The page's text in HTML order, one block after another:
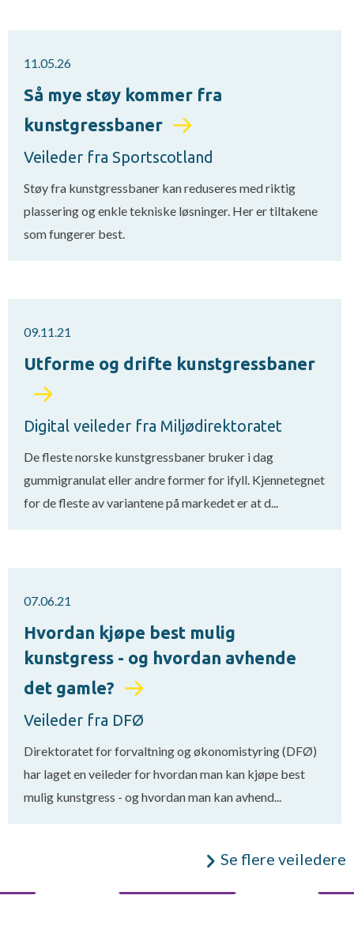
11.05.26
Så mye støy kommer fra
kunstgressbaner
Veileder fra Sportscotland
Støy fra kunstgressbaner kan reduseres med riktig
plassering og enkle tekniske løsninger. Her er tiltakene
som fungerer best.
09.11.21
Utforme og drifte kunstgressbaner
Digital veileder fra Miljødirektoratet
De fleste norske kunstgressbaner bruker i dag
gummigranulat eller andre former for ifyll. Kjennetegnet
for de fleste av variantene på markedet er at d...
07.06.21
Hvordan kjøpe best mulig
kunstgress - og hvordan avhende
det gamle?
Veileder fra DFØ
Direktoratet for forvaltning og økonomistyring (DFØ)
har laget en veileder for hvordan man kan kjøpe best
mulig kunstgress - og hvordan man kan avhend...
Se flere veiledere